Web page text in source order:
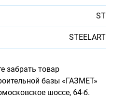
ST
STEELART
забрать товар
базы «ГАЗМЕТ»
шоссе, 64-б.